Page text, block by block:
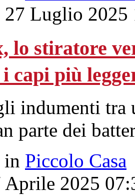
27 Luglio 2025
lo stiratore
capi più
indumenti tra
parte dei
in Piccolo Casa
Aprile 2025